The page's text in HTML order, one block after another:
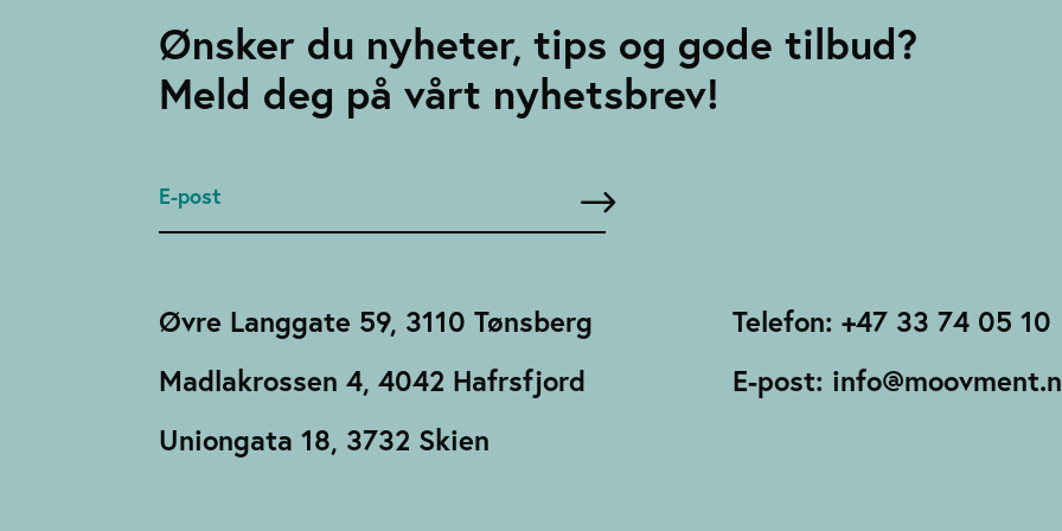
Ønsker du nyheter, tips og gode tilbud?
Meld deg på vårt nyhetsbrev!
Øvre Langgate 59, 3110 Tønsberg
Madlakrossen 4, 4042 Hafrsfjord
Uniongata 18, 3732 Skien
Telefon: +47 33 74 05 10
E-post: